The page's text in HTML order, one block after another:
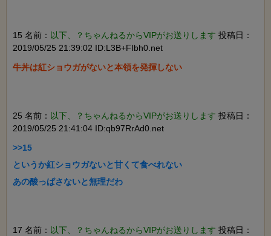
15 名前： 以下、？ちゃんねるからVIPがお送りします 投稿日：
2019/05/25 21:39:02 ID:L3B+FIbh0.net
牛丼は紅ショウガがないと本領を発揮しない
25 名前： 以下、？ちゃんねるからVIPがお送りします 投稿日：
2019/05/25 21:41:04 ID:qb97RrAd0.net
>>15
というか紅ショウガないと甘くて食べれない
あの酸っぱさないと無理だわ
17 名前： 以下、？ちゃんねるからVIPがお送りします 投稿日：